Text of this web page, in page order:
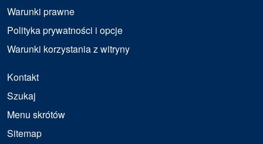
Warunki prawne
Polityka prywatności i opcje
Warunki korzystania z witryny
Kontakt
Szukaj
Menu skrótów
Sitemap